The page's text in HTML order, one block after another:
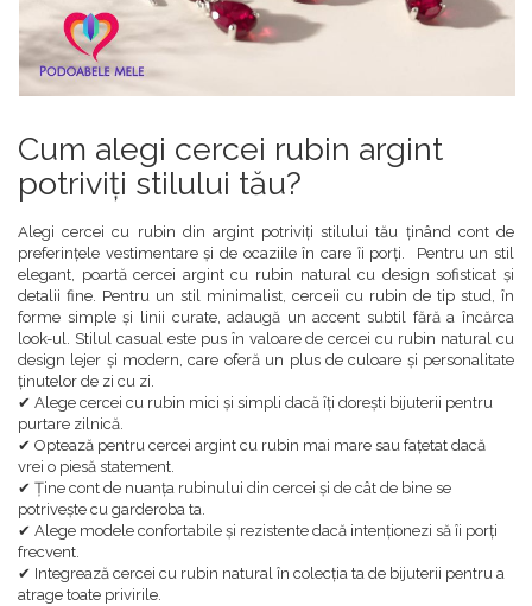
Cum alegi cercei rubin argint
potriviți stilului tău?
Alegi cercei cu rubin din argint potriviți stilului tău ținând cont de
preferințele vestimentare și de ocaziile în care îi porți. Pentru un stil
elegant, poartă cercei argint cu rubin natural cu design sofisticat și
detalii fine. Pentru un stil minimalist, cerceii cu rubin de tip stud, în
forme simple și linii curate, adaugă un accent subtil fără a încărca
look-ul. Stilul casual este pus în valoare de cercei cu rubin natural cu
design lejer și modern, care oferă un plus de culoare și personalitate
ținutelor de zi cu zi.
✔ Alege cercei cu rubin mici și simpli dacă îți dorești bijuterii pentru
purtare zilnică.
✔ Optează pentru cercei argint cu rubin mai mare sau fațetat dacă
vrei o piesă statement.
✔ Ține cont de nuanța rubinului din cercei și de cât de bine se
potrivește cu garderoba ta.
✔ Alege modele confortabile și rezistente dacă intenționezi să îi porți
frecvent.
✔ Integrează cercei cu rubin natural în colecția ta de bijuterii pentru a
atrage toate privirile.